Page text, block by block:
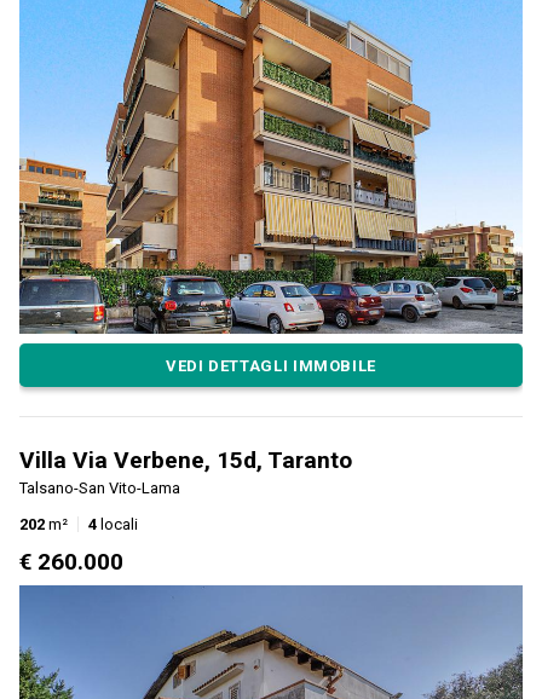
VEDI DETTAGLI IMMOBILE
Villa Via Verbene, 15d, Taranto
Talsano-San Vito-Lama
202 m² 4 locali
€ 260.000